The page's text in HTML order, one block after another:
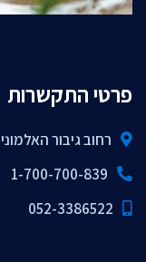
פרטי התקשרות
רחוב גיבור האלמוני 26, תל אביב
1-700-700-839
052-3386522